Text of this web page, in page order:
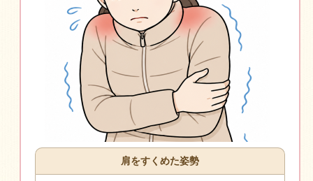
肩をすくめた姿勢